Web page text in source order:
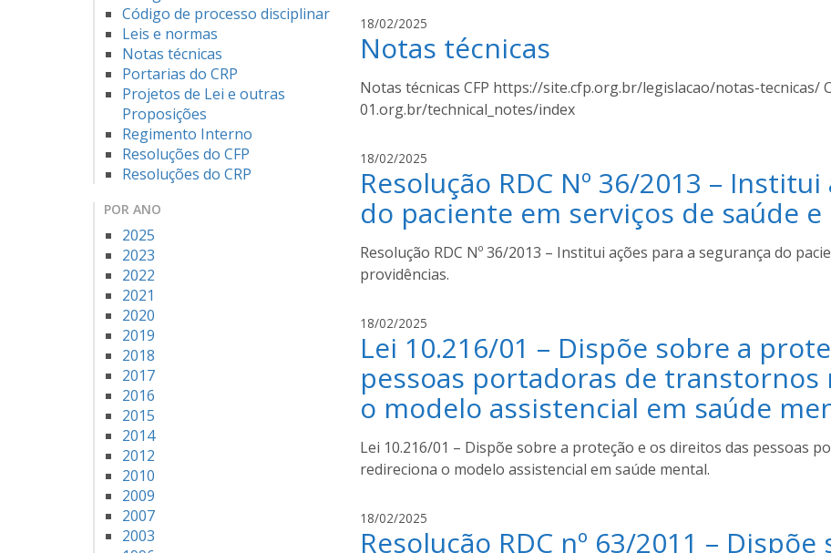
Código de processo disciplinar
Leis e normas
Notas técnicas
Portarias do CRP
Projetos de Lei e outras
Proposições
Regimento Interno
Resoluções do CFP
Resoluções do CRP
POR ANO
2025
2023
2022
2021
2020
2019
2018
2017
2016
2015
2014
2012
2010
2009
2007
2003
18/02/2025i
v
a
n
i
o
u
h
o
a
Notas técnicas
Notas técnicas CFP https://site.cfp.org.br/legislacao/notas-tecnicas/
01.org.br/technical_notes/index
18/02/2025i
v
a
n
l
d
u
c
h
o
Resolução RDC Nº 36/2013 –
do paciente em serviços de saúde
Resolução RDC Nº 36/2013 – Institui ações para a segurança do
providências.
18/02/2025i
v
a
n
i
l
d
o
h
o
Lei 10.216/01 – Dispõe sobre a
pessoas portadoras de
o modelo assistencial em saúde
Lei 10.216/01 – Dispõe sobre a proteção e os direitos das pessoas
redireciona o modelo assistencial em saúde mental.
18/02/2025i
v
Resolução RDC nº 63/2011 –